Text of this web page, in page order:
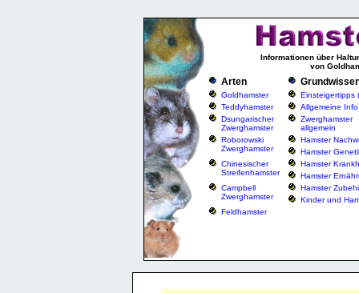
Informationen über
von
Arten
Goldhamster
Einsteigertipps
Teddyhamster
Allgemeine Info
Dsungarischer
Zwerghamster
Zwerghamster
allgemein
Roborowski
Zwerghamster
Hamster
Hamster
Chinesischer
Streifenhamster
Hamster
Hamster
Campbell
Zwerghamster
Hamster
Kinder und
Feldhamster